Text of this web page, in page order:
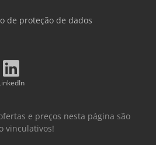
de proteção de dados
e preços nesta página são
vinculativos!